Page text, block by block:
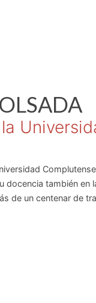
también en
de un centenar de
colectivas o en